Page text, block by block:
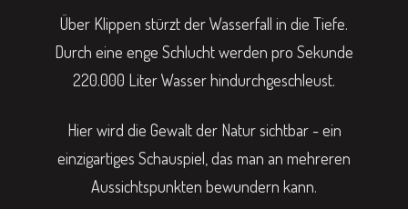
Über Klippen stürzt der Wasserfall in die Tiefe.
Durch eine enge Schlucht werden pro Sekunde
220.000 Liter Wasser hindurchgeschleust.
Hier wird die Gewalt der Natur sichtbar - ein
einzigartiges Schauspiel, das man an mehreren
Aussichtspunkten bewundern kann.